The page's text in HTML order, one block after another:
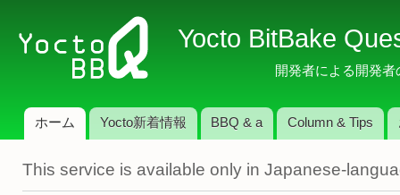
イ
コ
テ
ツ
に
Yocto BitBake
開発者による開発
メインメニュー
ホーム Yocto新着情報 BBQ & a Column & Tips
This service is available only in Japanese-